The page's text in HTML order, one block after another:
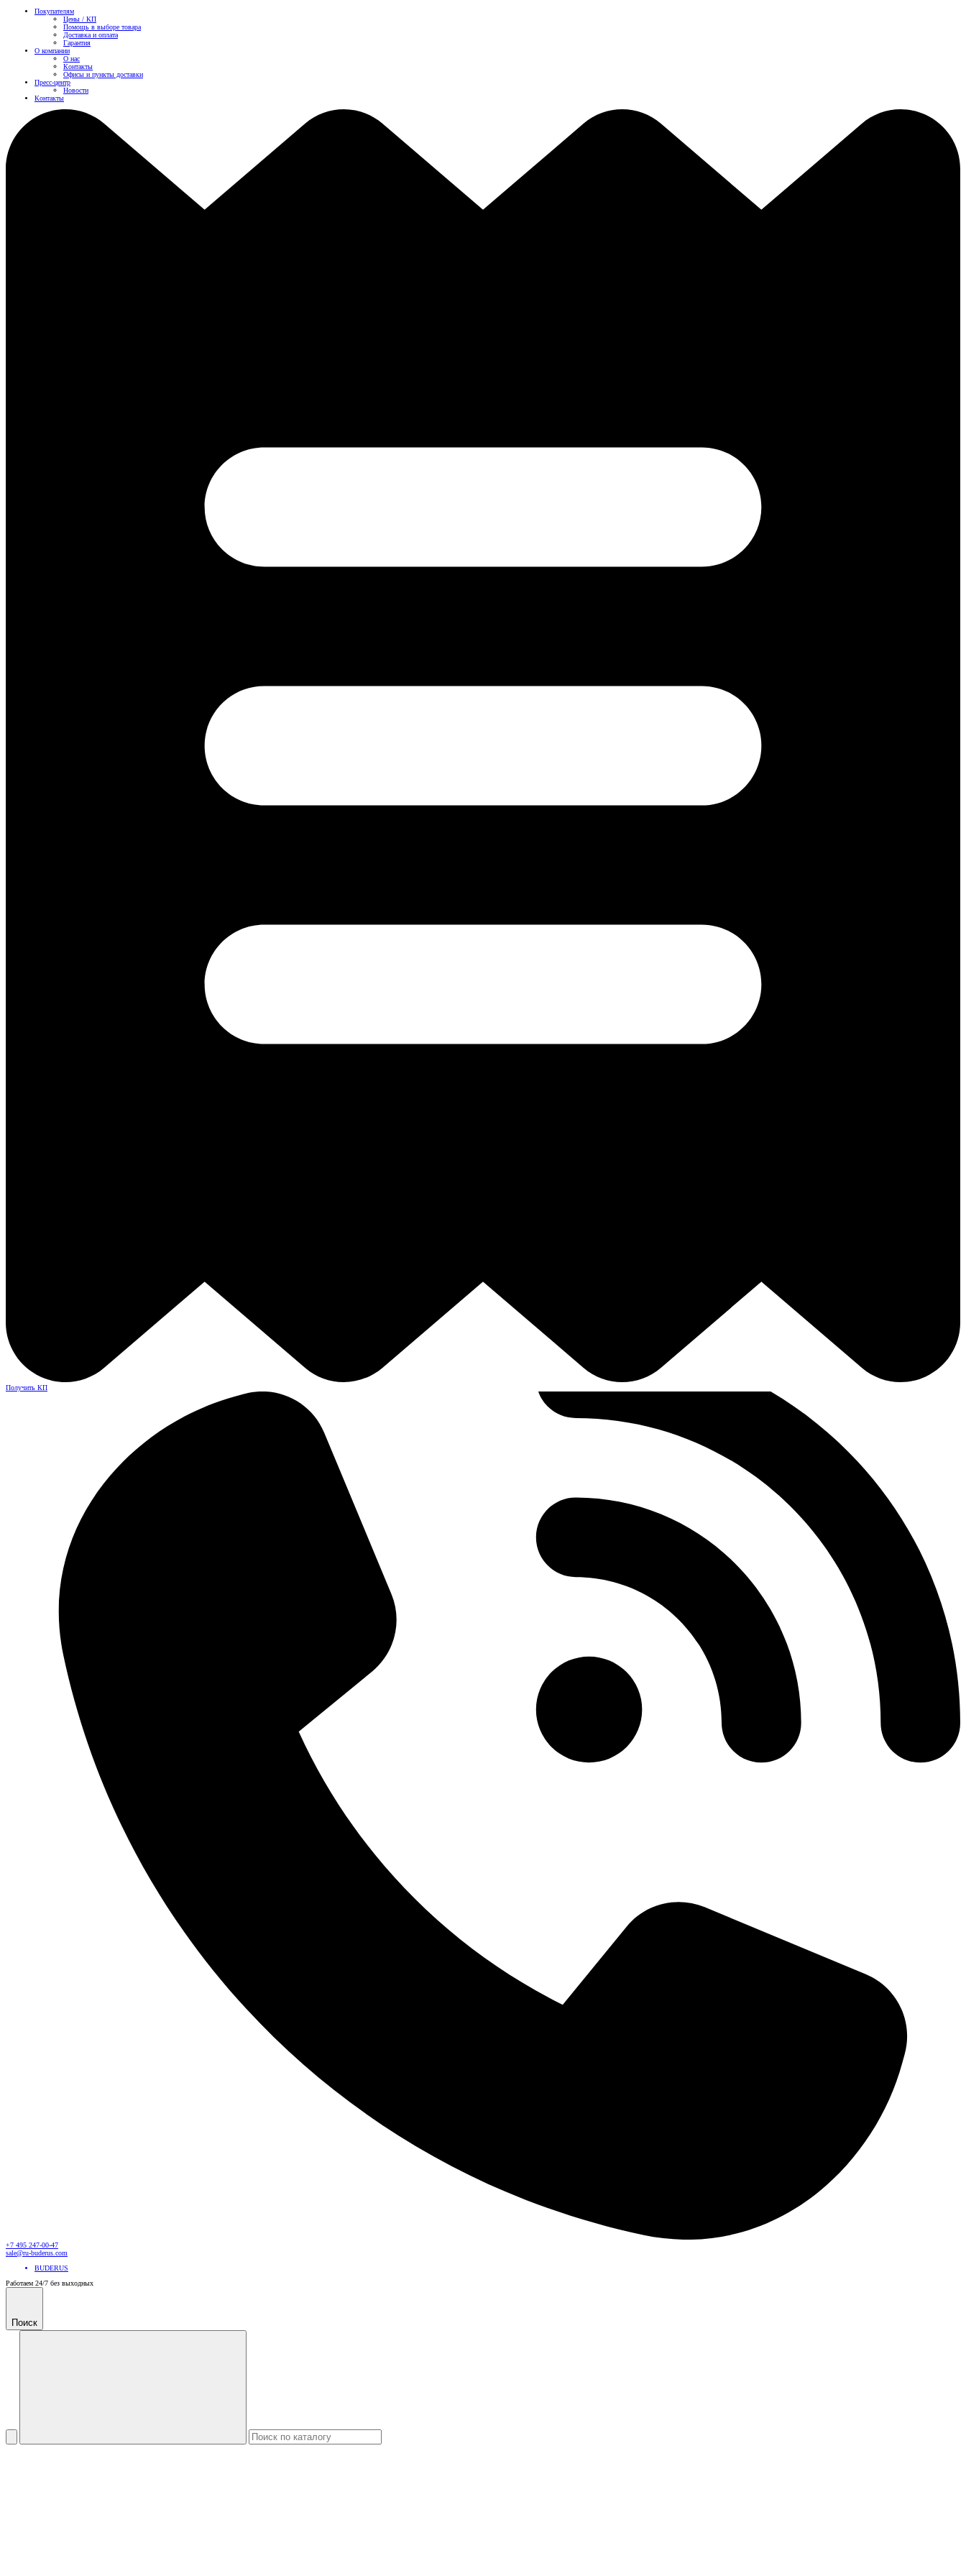
Покупателям
Цены / КП
Помощь в выборе товара
Доставка и оплата
Гарантия
О компании
О нас
Контакты
Офисы и пункты доставки
Пресс-центр
Новости
Контакты
Получить КП
+7 495 247-00-47
sale@ru-buderus.com
BUDERUS
Работаем 24/7 без выходных
Поиск